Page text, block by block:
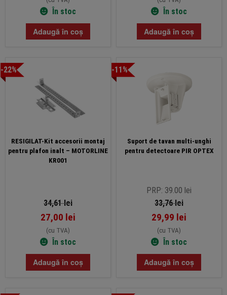
În stoc
Adaugă în coș
În stoc
Adaugă în coș
-22%
RESIGILAT-Kit accesorii montaj
pentru plafon inalt – MOTORLINE
KR001
34,61lei
27,00 lei
(cu TVA)
În stoc
Adaugă în coș
-11%
Suport de tavan multi-unghi
pentru detectoare PIR OPTEX
PRP: 39.00 lei
33,76lei
29,99 lei
(cu TVA)
În stoc
Adaugă în coș